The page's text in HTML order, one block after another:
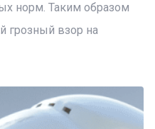
норм. Таким образом
грозный взор на